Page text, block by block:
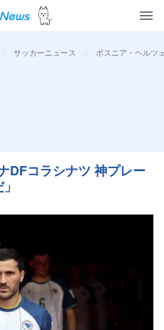
> サッカーニュース > ボスニア・ヘルツ
DFコラシナツ 神プレー